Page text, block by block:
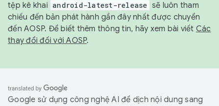
tệp kê khai android-latest-release sẽ luôn tham
chiếu đến bản phát hành gần đây nhất được chuyển
đến AOSP. Để biết thêm thông tin, hãy xem bài viết Các
thay đổi đối với AOSP.
Google sử dụng công nghệ AI để dịch nội dung sang